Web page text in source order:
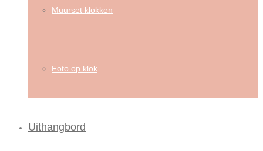
Muurset klokken
Foto op klok
Uithangbord